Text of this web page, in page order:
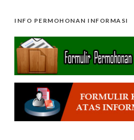
INFO PERMOHONAN INFORMASI